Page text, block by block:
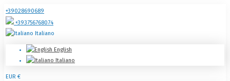
+39028690689
+393756768074
Italiano
English
Italiano
EUR €